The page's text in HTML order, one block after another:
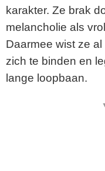
karakter. Ze brak
melancholie als
Daarmee wist ze
zich te binden en
lange loopbaan.